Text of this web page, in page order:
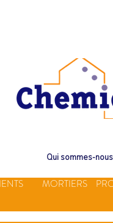
Qui sommes-
MORTIERS